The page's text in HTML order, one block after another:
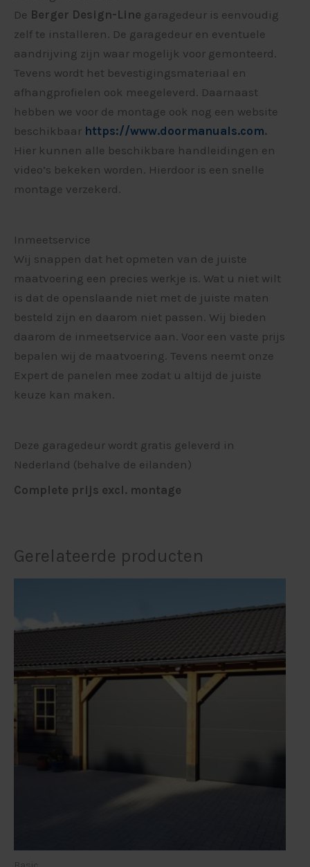
De Berger Design-Line garagedeur is eenvoudig
zelf te installeren. De garagedeur en eventuele
aandrijving zijn waar mogelijk voor gemonteerd.
Tevens wordt het bevestigingsmateriaal en
afhangprofielen ook meegeleverd. Daarnaast
hebben we voor de montage ook nog een website
beschikbaar https://www.doormanuals.com.
Hier kunnen alle beschikbare handleidingen en
video’s bekeken worden. Hierdoor is een snelle
montage verzekerd.
Inmeetservice
Wij snappen dat het opmeten van de juiste
maatvoering een precies werkje is. Wat u niet wilt
is dat de openslaande niet met de juiste maten
besteld zijn en daarom niet passen. Wij bieden
daarom de inmeetservice aan. Voor een vaste prijs
bepalen wij de maatvoering. Tevens neemt onze
Expert de panelen mee zodat u altijd de juiste
keuze kan maken.
Deze garagedeur wordt gratis geleverd in
Nederland (behalve de eilanden)
Complete prijs excl. montage
Gerelateerde producten